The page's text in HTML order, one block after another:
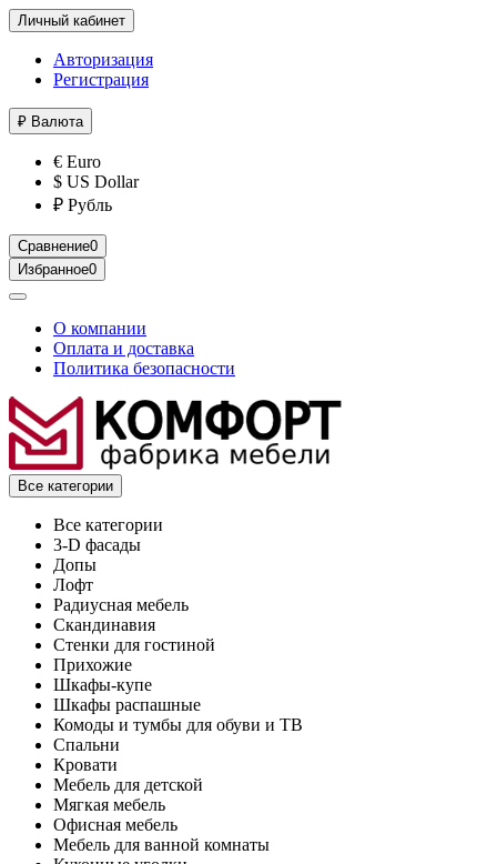
Личный кабинет
Авторизация
Регистрация
₽ Валюта
€ Euro
$ US Dollar
₽ Рубль
Сравнение0
Избранное0
О компании
Оплата и доставка
Политика безопасности
Все категории
Все категории
3-D фасады
Допы
Лофт
Радиусная мебель
Скандинавия
Стенки для гостиной
Прихожие
Шкафы-купе
Шкафы распашные
Комоды и тумбы для обуви и ТВ
Спальни
Кровати
Мебель для детской
Мягкая мебель
Офисная мебель
Мебель для ванной комнаты